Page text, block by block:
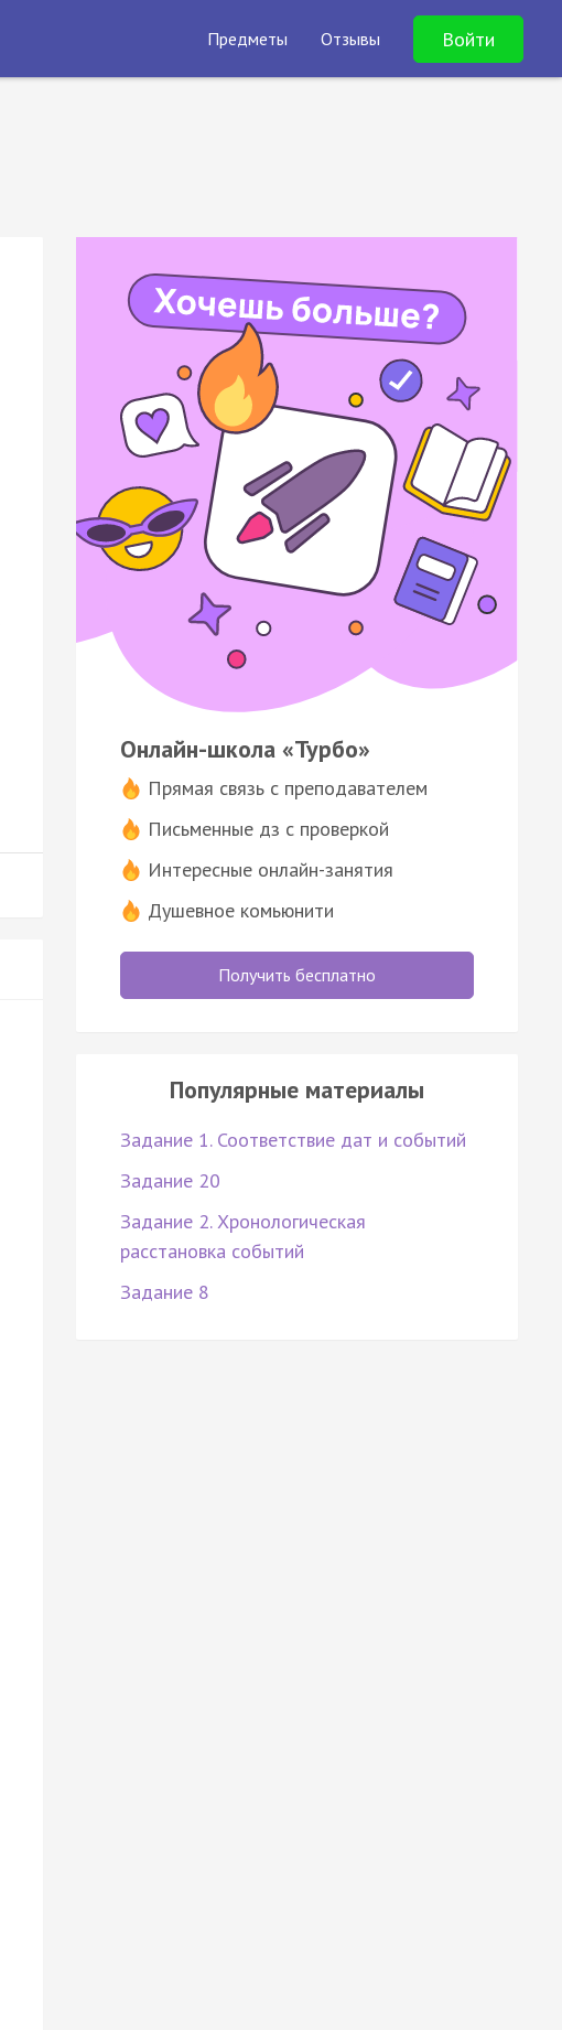
Предметы Отзывы Войти
Онлайн-школа «Турбо»
Прямая связь с преподавателем
Письменные дз с проверкой
Интересные онлайн-занятия
Душевное комьюнити
Получить бесплатно
Популярные материалы
Задание 1. Соответствие дат и событий
Задание 20
Задание 2. Хронологическая
расстановка событий
Задание 8